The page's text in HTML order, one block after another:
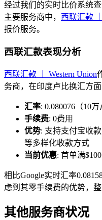
经过我们的实时比价系统
主要服务商中， 西联汇款
报价服务。
西联汇款表现分析
西联汇款 ｜ Western Union
务商，在印度卢比换汇方面
汇率: 0.080076（10
手续费: 0费用
优势: 支持支付宝收
等多样化收款方式
当前优惠: 首单满
相比Google实时汇率
虑到其零手续费的优势，
其他服务商状况